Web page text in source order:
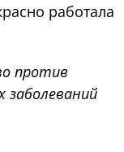
работала